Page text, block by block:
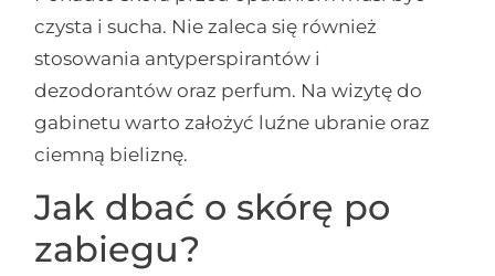
czysta i sucha. Nie zaleca się również
stosowania antyperspirantów i
dezodorantów oraz perfum. Na wizytę do
gabinetu warto założyć luźne ubranie oraz
ciemną bieliznę.
Jak dbać o skórę po
zabiegu?